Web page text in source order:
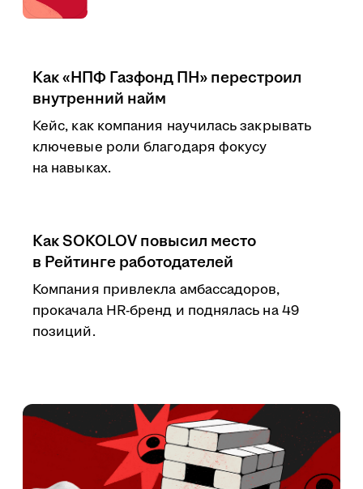
Как «НПФ Газфонд ПН» перестроил
внутренний найм
Кейс, как компания научилась закрывать
ключевые роли благодаря фокусу
на навыках.
Как SOKOLOV повысил место
в Рейтинге работодателей
Компания привлекла амбассадоров,
прокачала HR-бренд и поднялась на 49
позиций.